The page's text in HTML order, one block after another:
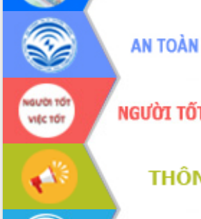
Bệnh án điện tử thúc đẩy chuyển đổi
số y tế tại Đắk Lắk
Chuyển đổi số thư viện: Mở rộng
không gian tri thức trong thời đại số
Đánh giá, rút kinh nghiệm công tác tổ
chức diễn tập trước ngày bầu cử
Chương trình “Gặp gỡ hữu nghị –
Friendship Meeting New Year 2026”
Bầu cử Quốc hội và HĐND: Cử tri Đắk
Lắk gửi gắm niềm tin, kỳ vọng vào lá
phiếu
Đắk Lắk sẵn sàng các điều kiện cho
Ngày hội bầu cử đại biểu Quốc hội
khóa XVI và HĐND các cấp nhiệm kỳ